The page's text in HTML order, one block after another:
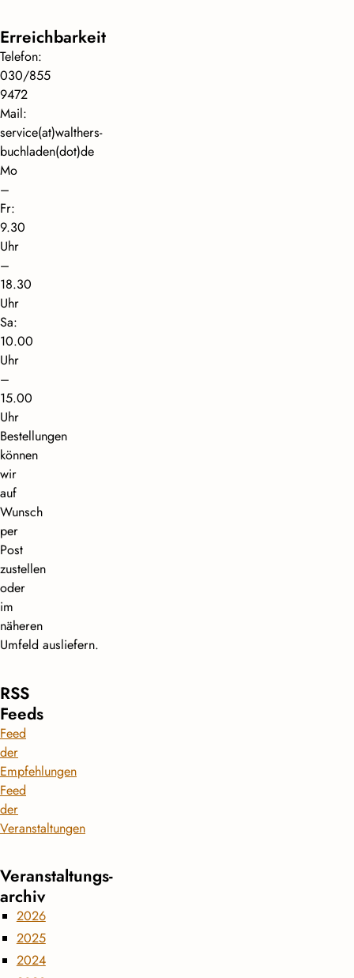
Erreichbarkeit
Telefon:
030/855
9472
Mail:
service(at)walthers-
buchladen(dot)de
Mo
–
Fr:
9.30
Uhr
–
18.30
Uhr
Sa:
10.00
Uhr
–
15.00
Uhr
Bestellungen
können
wir
auf
Wunsch
per
Post
zustellen
oder
im
näheren
Umfeld ausliefern.
RSS
Feeds
Feed
der
Empfehlungen
Feed
der
Veranstaltungen
Veranstaltungs­
archiv
2026
2025
2024